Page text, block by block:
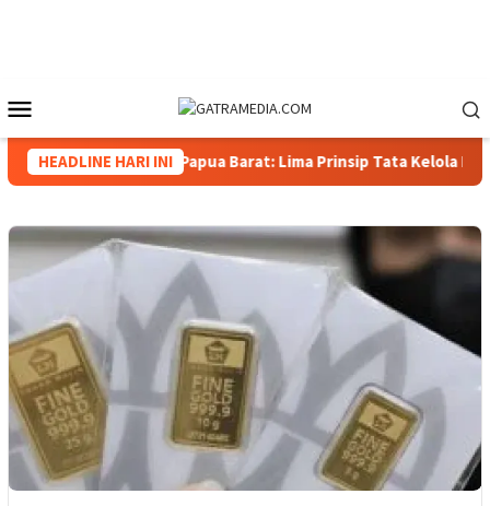
Mobile
HEADLINE HARI INI
Wakapolda Papua Barat: Lima Prinsip Tata Kelola